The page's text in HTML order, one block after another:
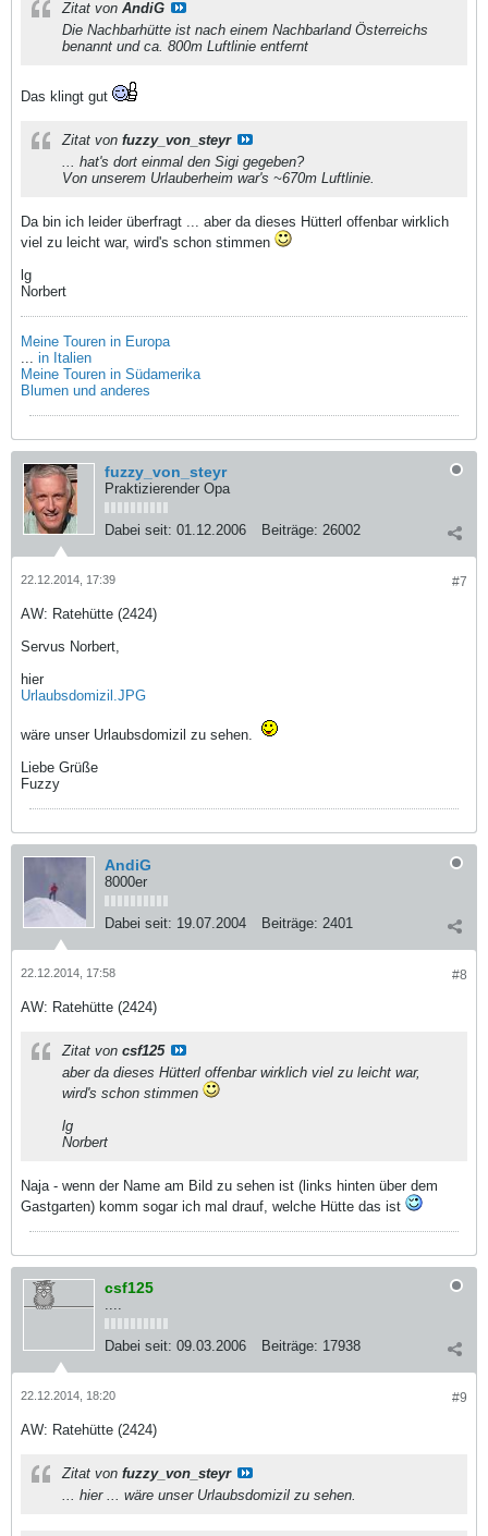
Zitat von AndiG
Die Nachbarhütte ist nach einem Nachbarland Österreichs
benannt und ca. 800m Luftlinie entfernt
Das klingt gut
Zitat von fuzzy_von_steyr
... hat's dort einmal den Sigi gegeben?
Von unserem Urlauberheim war's ~670m Luftlinie.
Da bin ich leider überfragt ... aber da dieses Hütterl offenbar wirklich
viel zu leicht war, wird's schon stimmen
lg
Norbert
Meine Touren in Europa
... in Italien
Meine Touren in Südamerika
Blumen und anderes
fuzzy_von_steyr
Praktizierender Opa
Dabei seit: 01.12.2006 Beiträge: 26002
#7
22.12.2014, 17:39
AW: Ratehütte (2424)
Servus Norbert,
hier
Urlaubsdomizil.JPG
wäre unser Urlaubsdomizil zu sehen.
Liebe Grüße
Fuzzy
AndiG
8000er
Dabei seit: 19.07.2004 Beiträge: 2401
#8
22.12.2014, 17:58
AW: Ratehütte (2424)
Zitat von csf125
aber da dieses Hütterl offenbar wirklich viel zu leicht war,
wird's schon stimmen
lg
Norbert
Naja - wenn der Name am Bild zu sehen ist (links hinten über dem
Gastgarten) komm sogar ich mal drauf, welche Hütte das ist
csf125
....
Dabei seit: 09.03.2006 Beiträge: 17938
#9
22.12.2014, 18:20
AW: Ratehütte (2424)
Zitat von fuzzy_von_steyr
... hier ... wäre unser Urlaubsdomizil zu sehen.